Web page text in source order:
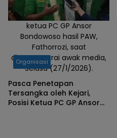
ketua PC GP Ansor
Bondowoso hasil PAW,
Fathorrozi, saat
diwawancarai awak media,
Selasa (27/1/2026).
Organisasi
Pasca Penetapan
Tersangka oleh Kejari,
Posisi Ketua PC GP Ansor